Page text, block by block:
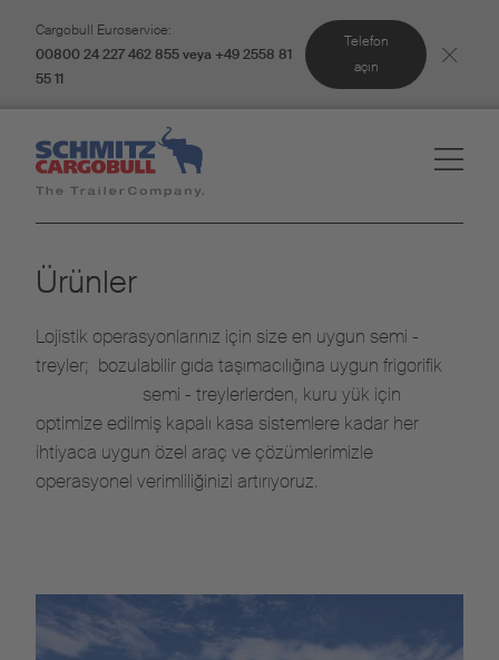
Cargobull Euroservice:
00800 24 227 462 855 veya +49 2558 81
55 11
Telefon
açın
Ürünler
Lojistik operasyonlarınız için size en uygun semi -
treyler; bozulabilir gıda taşımacılığına uygun frigorifik
semi - treylerlerden, kuru yük için
optimize edilmiş kapalı kasa sistemlere kadar her
ihtiyaca uygun özel araç ve çözümlerimizle
operasyonel verimliliğinizi artırıyoruz.